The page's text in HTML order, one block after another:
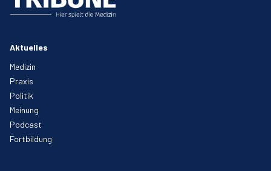
Aktuelles
Medizin
Praxis
Politik
Meinung
Podcast
Fortbildung